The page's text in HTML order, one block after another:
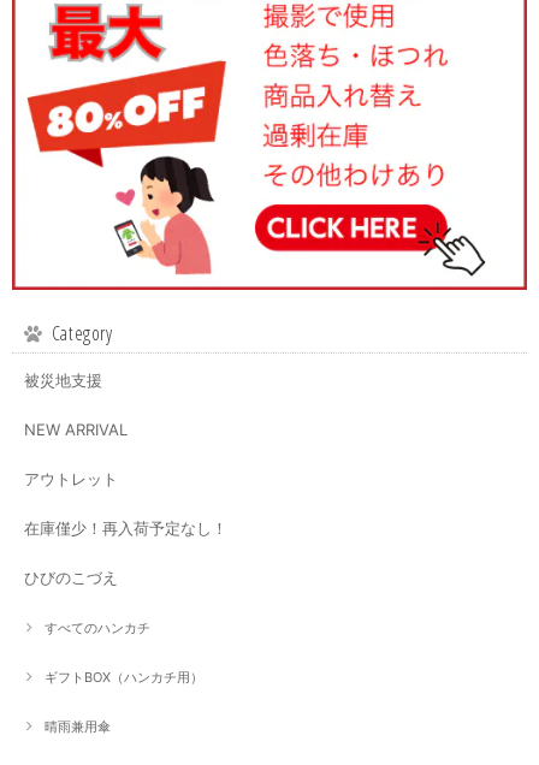
Category
被災地支援
NEW ARRIVAL
アウトレット
在庫僅少！再入荷予定なし！
ひびのこづえ
すべてのハンカチ
ギフトBOX（ハンカチ用）
晴雨兼用傘